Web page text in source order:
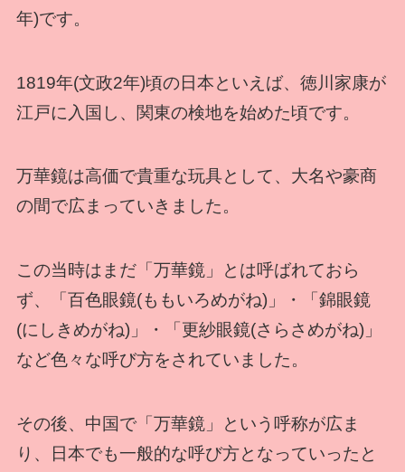
年)です。
1819年(文政2年)頃の日本といえば、徳川家康が
江戸に入国し、関東の検地を始めた頃です。
万華鏡は高価で貴重な玩具として、大名や豪商
の間で広まっていきました。
この当時はまだ「万華鏡」とは呼ばれておら
ず、「百色眼鏡(ももいろめがね)」・「錦眼鏡
(にしきめがね)」・「更紗眼鏡(さらさめがね)」
など色々な呼び方をされていました。
その後、中国で「万華鏡」という呼称が広ま
り、日本でも一般的な呼び方となっていったと